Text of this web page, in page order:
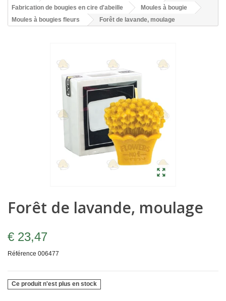
Fabrication de bougies en cire d'abeille
Moules à bougie
Moules à bougies fleurs
Forêt de lavande, moulage
Forêt de lavande, moulage
€ 23,47
Référence 006477
Ce produit n'est plus en stock